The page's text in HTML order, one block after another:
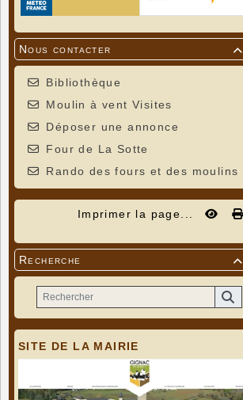

Nous contacter
Bibliothèque
Moulin à vent Visites
Déposer une annonce
Four de La Sotte
Rando des fours et des moulins
Imprimer la page...

Recherche
SITE DE LA MAIRIE